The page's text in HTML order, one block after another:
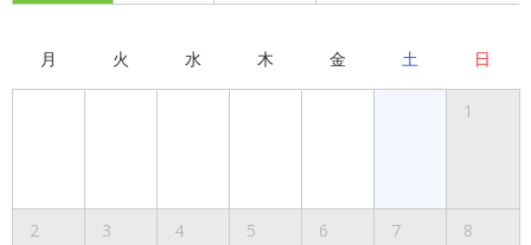
月 火 水 木 金 土 日
1
2 3 4 5 6 7 8